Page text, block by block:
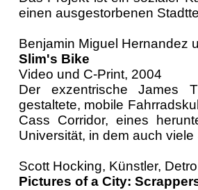
einen ausgestorbenen
Benjamin Miguel Hernandez
Slim's Bike
Video und C-Print, 2004
Der exzentrische James
gestaltete, mobile
Cass Corridor, eines
Universität, in dem auch
Scott Hocking, Künstler,
Pictures of a City: